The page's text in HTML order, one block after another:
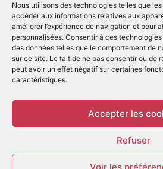
Nous utilisons des technologies telles que
accéder aux informations relatives aux
améliorer l’expérience de navigation et pour
personnalisées. Consentir à ces
des données telles que le comportement de
sur ce site. Le fait de ne pas consentir ou de
peut avoir un effet négatif sur certaines
caractéristiques.
Accepter les
Refuser
Voir les
À
© Copyright 2022 | Produit par
Réservés